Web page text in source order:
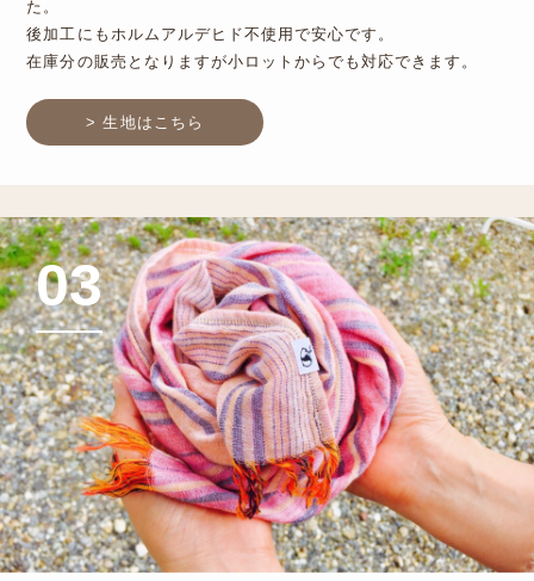
た。
後加工にもホルムアルデヒド不使用で安心です。
在庫分の販売となりますが小ロットからでも対応できます。
> 生地はこちら
03